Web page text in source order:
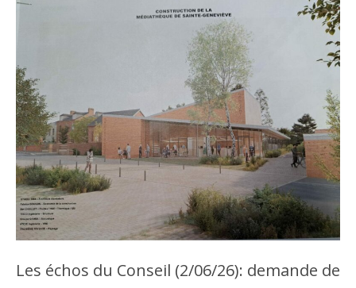
Les échos du Conseil (2/06/26): demande de